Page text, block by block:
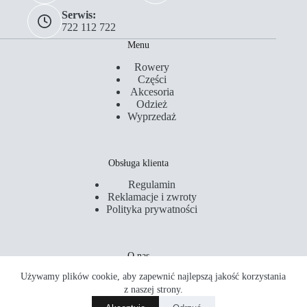
Używamy plików cookie, aby zapewnić najlepszą jakość korzystania
z naszej strony.
Serwis:
722 112 722
Menu
Rowery
Części
Akcesoria
Odzież
Wyprzedaż
Obsługa klienta
Regulamin
Reklamacje i zwroty
Polityka prywatności
O nas
Kontakt
Serwis
Sklepy